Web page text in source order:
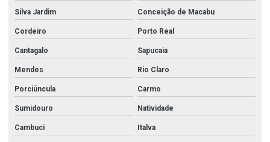
Silva Jardim Conceição de Macabu
Cordeiro Porto Real
Cantagalo Sapucaia
Mendes Rio Claro
Porciúncula Carmo
Sumidouro Natividade
Cambuci Italva